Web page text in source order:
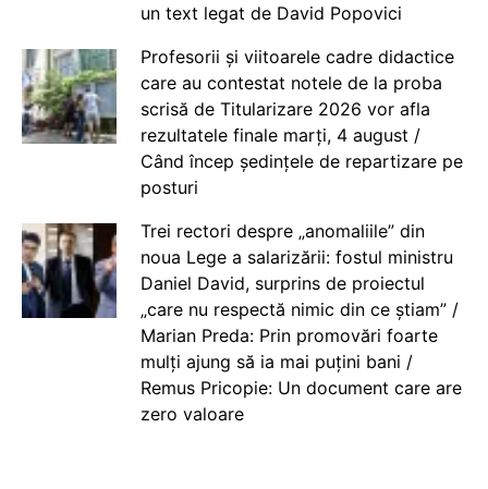
un text legat de David Popovici
Profesorii și viitoarele cadre didactice
care au contestat notele de la proba
scrisă de Titularizare 2026 vor afla
rezultatele finale marți, 4 august /
Când încep ședințele de repartizare pe
posturi
Trei rectori despre „anomaliile” din
noua Lege a salarizării: fostul ministru
Daniel David, surprins de proiectul
„care nu respectă nimic din ce știam” /
Marian Preda: Prin promovări foarte
mulți ajung să ia mai puțini bani /
Remus Pricopie: Un document care are
zero valoare